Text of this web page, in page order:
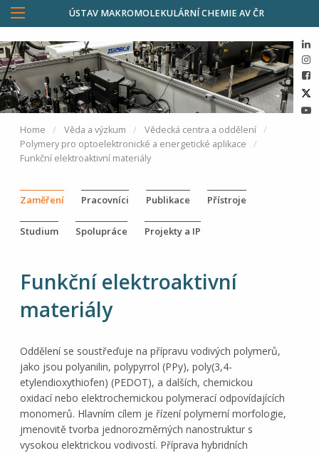
ÚSTAV MAKROMOLEKULÁRNÍ CHEMIE AV ČR
Home Věda a výzkum
Vědecká centra a oddělení
Polymery pro optoelektronické a energetické aplikace
Funkční elektroaktivní materiály
Zaměření Pracovníci Publikace Přístroje
Studium Spolupráce Projekty a IP
Funkční elektroaktivní
materiály
Oddělení se soustřeďuje na přípravu vodivých polymerů,
jako jsou polyanilin, polypyrrol (PPy), poly(3,4-
etylendioxythiofen) (PEDOT), a dalších, chemickou
oxidací nebo elektrochemickou polymerací odpovídajících
monomerů. Hlavním cílem je řízení polymerní morfologie,
jmenovitě tvorba jednorozměrných nanostruktur s
vysokou elektrickou vodivostí. Příprava hybridních